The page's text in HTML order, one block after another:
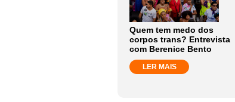
Quem tem medo dos
corpos trans? Entrevista
com Berenice Bento
LER MAIS